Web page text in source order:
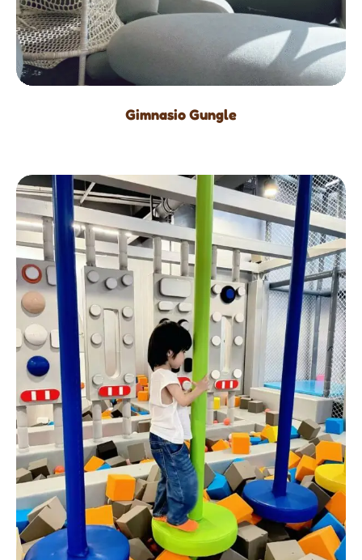
Gimnasio Gungle